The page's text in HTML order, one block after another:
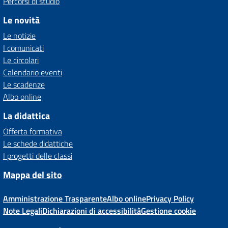
Le novità
Le notizie
I comunicati
Le circolari
Calendario eventi
Le scadenze
Albo online
La didattica
Offerta formativa
Le schede didattiche
I progetti delle classi
Mappa del sito
Amministrazione TrasparenteAlbo onlinePrivacy Policy
Note LegaliDichiarazioni di accessibilitàGestione cookie